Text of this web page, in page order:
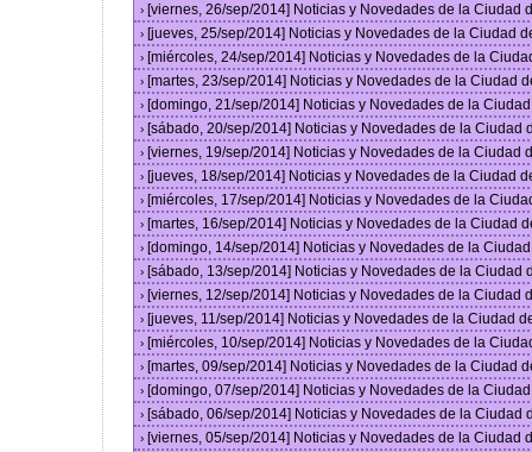
› [viernes, 26/sep/2014] Noticias y Novedades de la Ciudad
› [jueves, 25/sep/2014] Noticias y Novedades de la Ciudad
› [miércoles, 24/sep/2014] Noticias y Novedades de la
› [martes, 23/sep/2014] Noticias y Novedades de la Ciudad
› [domingo, 21/sep/2014] Noticias y Novedades de la
› [sábado, 20/sep/2014] Noticias y Novedades de la Ciudad
› [viernes, 19/sep/2014] Noticias y Novedades de la Ciudad
› [jueves, 18/sep/2014] Noticias y Novedades de la Ciudad
› [miércoles, 17/sep/2014] Noticias y Novedades de la
› [martes, 16/sep/2014] Noticias y Novedades de la Ciudad
› [domingo, 14/sep/2014] Noticias y Novedades de la
› [sábado, 13/sep/2014] Noticias y Novedades de la Ciudad
› [viernes, 12/sep/2014] Noticias y Novedades de la Ciudad
› [jueves, 11/sep/2014] Noticias y Novedades de la Ciudad
› [miércoles, 10/sep/2014] Noticias y Novedades de la
› [martes, 09/sep/2014] Noticias y Novedades de la Ciudad
› [domingo, 07/sep/2014] Noticias y Novedades de la
› [sábado, 06/sep/2014] Noticias y Novedades de la Ciudad
› [viernes, 05/sep/2014] Noticias y Novedades de la Ciudad